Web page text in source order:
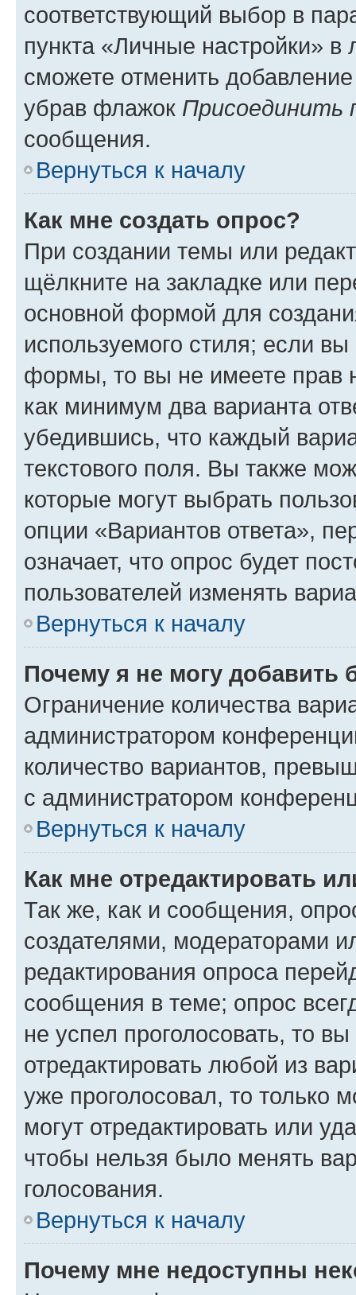
соответствующий выбор в
пункта «Личные настройки»
сможете отменить
убрав флажок Присоединить
сообщения.
Вернуться к началу
Как мне создать опрос?
При создании темы или
щёлкните на закладке или
основной формой для
используемого стиля; если
формы, то вы не имеете прав
как минимум два варианта
убедившись, что каждый
текстового поля. Вы также
которые могут выбрать
опции «Вариантов ответа»,
означает, что опрос будет
пользователей изменять
Вернуться к началу
Почему я не могу добавить
Ограничение количества
администратором
количество вариантов,
с администратором
Вернуться к началу
Как мне отредактировать
Так же, как и сообщения,
создателями, модераторами
редактирования опроса
сообщения в теме; опрос
не успел проголосовать, то
отредактировать любой из
уже проголосовал, то только
могут отредактировать или
чтобы нельзя было менять
голосования.
Вернуться к началу
Почему мне недоступны